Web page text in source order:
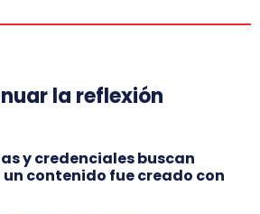
la reflexión
y credenciales buscan
contenido fue creado con